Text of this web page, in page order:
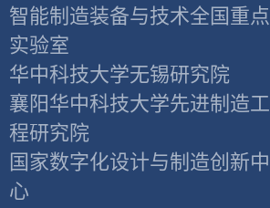
智能制造装备与技术全国重点
实验室
华中科技大学无锡研究院
襄阳华中科技大学先进制造工
程研究院
国家数字化设计与制造创新中
心